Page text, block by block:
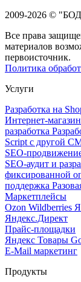
2009-2026 ©
Все права
материалов
первоисточник.
Политика
Услуги
Разработка на
Интернет-
разработка
Script с другой
SEO-
SEO-аудит и
фиксированной
поддержка
Маркетплейсы
Ozon Wildberries
Яндекс.Директ
Прайс-площадки
Яндекс Товары
E-Mail маркетинг
Продукты